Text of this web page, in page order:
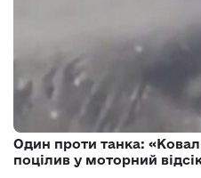
Один проти танка:
поцілив у моторний